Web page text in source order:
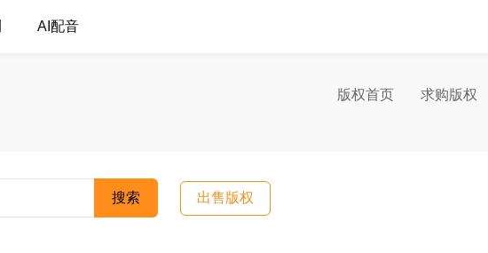
AI配音
版权首页 求购版权
搜索 出售版权